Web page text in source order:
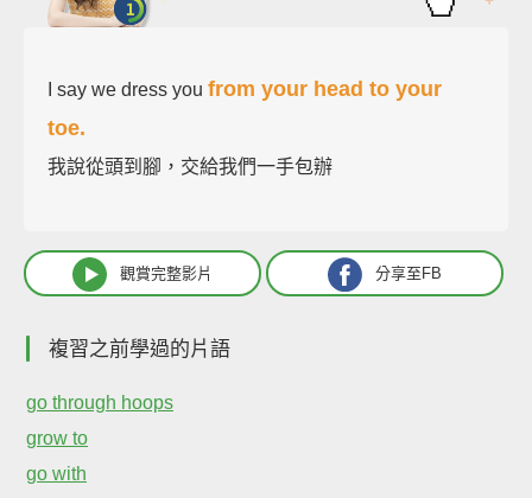
I say we dress you from your head to your
toe.
我說從頭到腳，交給我們一手包辦
觀賞完整影片 分享至FB
複習之前學過的片語
go through hoops
grow to
go with